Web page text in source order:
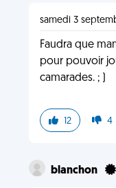
samedi 3
Faudra que
pour pouvoir
camarades. ; )
12 4
blanchon